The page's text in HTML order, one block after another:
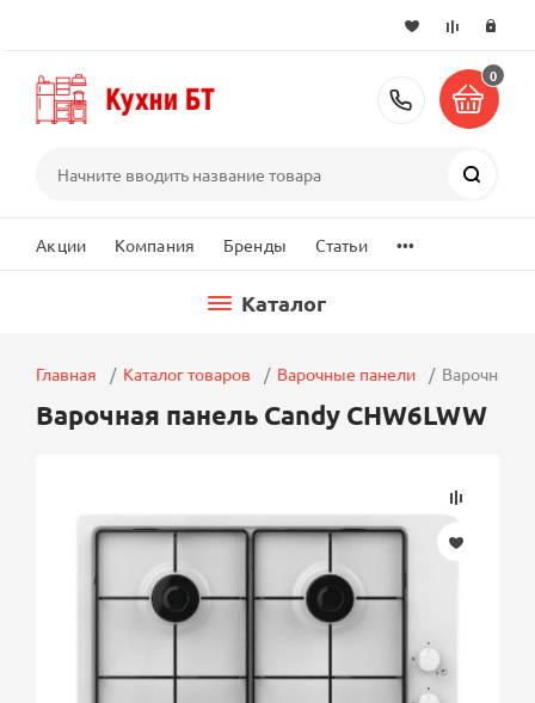
+7 (495)
0
Акции Компания Бренды Статьи ...
Каталог
Главная Каталог товаров Варочные панели Варочная
Варочная панель Candy CHW6LWW